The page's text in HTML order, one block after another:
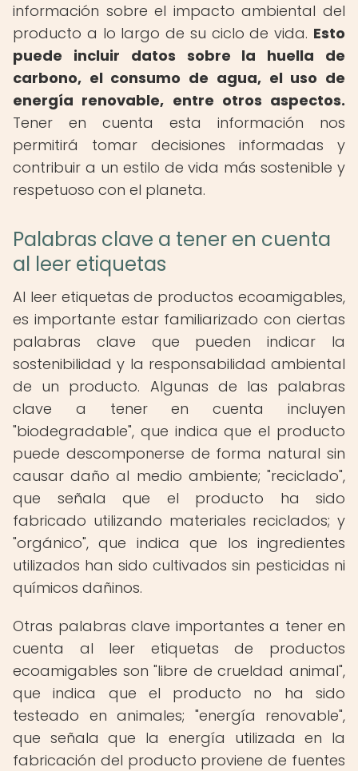
información sobre el impacto ambiental del
producto a lo largo de su ciclo de vida. Esto
puede incluir datos sobre la huella de
carbono, el consumo de agua, el uso de
energía renovable, entre otros aspectos.
Tener en cuenta esta información nos
permitirá tomar decisiones informadas y
contribuir a un estilo de vida más sostenible y
respetuoso con el planeta.
Palabras clave a tener en cuenta
al leer etiquetas
Al leer etiquetas de productos ecoamigables,
es importante estar familiarizado con ciertas
palabras clave que pueden indicar la
sostenibilidad y la responsabilidad ambiental
de un producto. Algunas de las palabras
clave a tener en cuenta incluyen
"biodegradable", que indica que el producto
puede descomponerse de forma natural sin
causar daño al medio ambiente; "reciclado",
que señala que el producto ha sido
fabricado utilizando materiales reciclados; y
"orgánico", que indica que los ingredientes
utilizados han sido cultivados sin pesticidas ni
químicos dañinos.
Otras palabras clave importantes a tener en
cuenta al leer etiquetas de productos
ecoamigables son "libre de crueldad animal",
que indica que el producto no ha sido
testeado en animales; "energía renovable",
que señala que la energía utilizada en la
fabricación del producto proviene de fuentes